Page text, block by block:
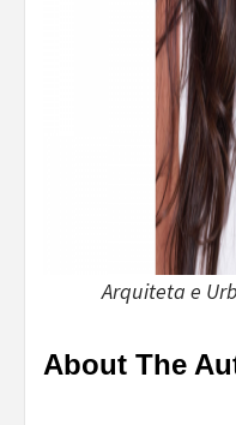
Arquiteta e
About The